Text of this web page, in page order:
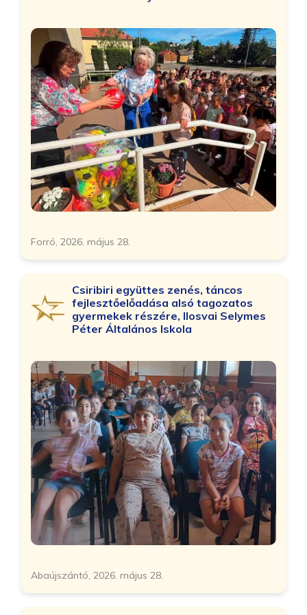
Forró, 2026. május 28.
Csiribiri együttes zenés, táncos
fejlesztőelőadása alsó tagozatos
gyermekek részére, Ilosvai Selymes
Péter Általános Iskola
Abaújszántó, 2026. május 28.